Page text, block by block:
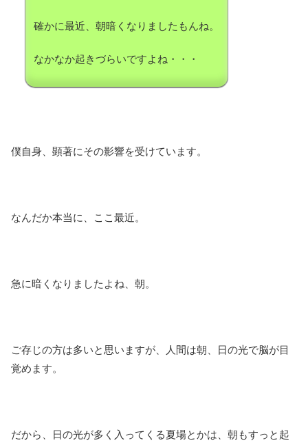
確かに最近、朝暗くなりましたもんね。
なかなか起きづらいですよね・・・
僕自身、顕著にその影響を受けています。
なんだか本当に、ここ最近。
急に暗くなりましたよね、朝。
ご存じの方は多いと思いますが、人間は朝、日の光で脳が目
覚めます。
だから、日の光が多く入ってくる夏場とかは、朝もすっと起